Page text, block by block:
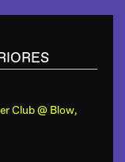
Club @ Blow,